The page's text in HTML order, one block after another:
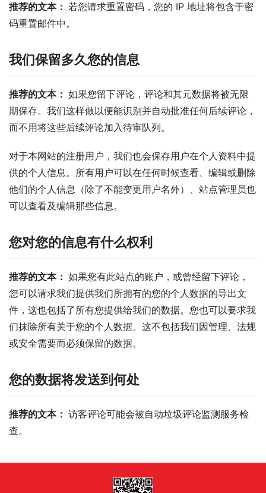
推荐的文本： 若您请求重置密码，您的 IP 地址将包含于密
码重置邮件中。
我们保留多久您的信息
推荐的文本： 如果您留下评论，评论和其元数据将被无限
期保存。我们这样做以便能识别并自动批准任何后续评论，
而不用将这些后续评论加入待审队列。
对于本网站的注册用户，我们也会保存用户在个人资料中提
供的个人信息。所有用户可以在任何时候查看、编辑或删除
他们的个人信息（除了不能变更用户名外）、站点管理员也
可以查看及编辑那些信息。
您对您的信息有什么权利
推荐的文本： 如果您有此站点的账户，或曾经留下评论，
您可以请求我们提供我们所拥有的您的个人数据的导出文
件，这也包括了所有您提供给我们的数据。您也可以要求我
们抹除所有关于您的个人数据。这不包括我们因管理、法规
或安全需要而必须保留的数据。
您的数据将发送到何处
推荐的文本： 访客评论可能会被自动垃圾评论监测服务检
查。